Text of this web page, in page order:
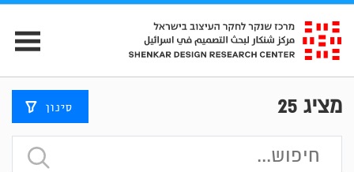
מציג 25 סינון